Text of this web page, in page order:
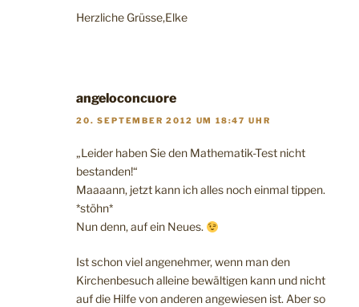
Herzliche Grüsse,Elke
angeloconcuore
20. SEPTEMBER 2012 UM 18:47 UHR
„Leider haben Sie den Mathematik-Test nicht
bestanden!“
Maaaann, jetzt kann ich alles noch einmal tippen.
*stöhn*
Nun denn, auf ein Neues.
Ist schon viel angenehmer, wenn man den
Kirchenbesuch alleine bewältigen kann und nicht
auf die Hilfe von anderen angewiesen ist. Aber so